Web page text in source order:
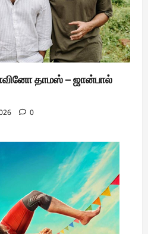
தாமஸ் – ஜான்பால்
0